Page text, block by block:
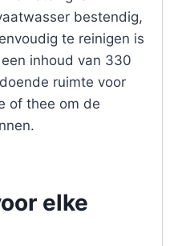
bestendig,
te reinigen is
inhoud van 330
ruimte voor
of thee om de
elke